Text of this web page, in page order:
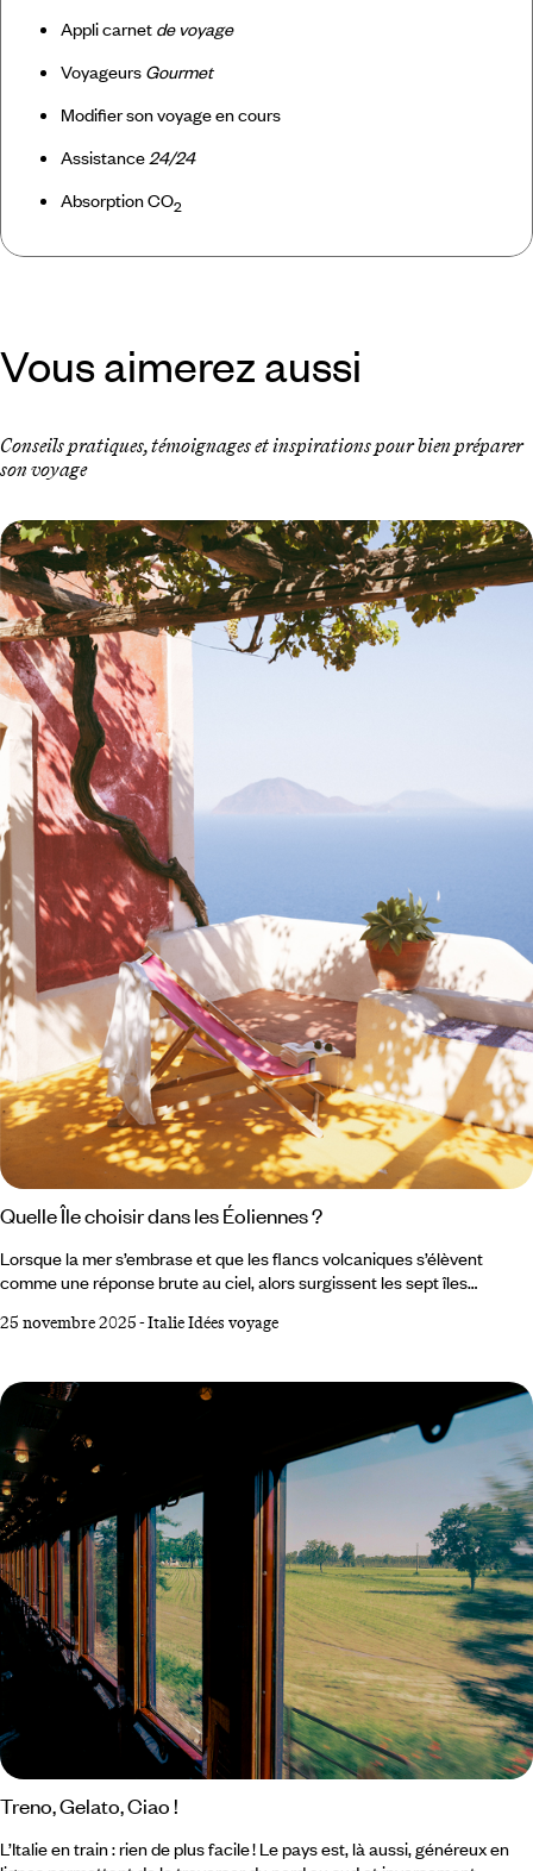
Appli carnet de voyage
Voyageurs Gourmet
Modifier son voyage en cours
Assistance24/24
Absorption CO2
Vous aimerez aussi
Conseils pratiques, témoignages et inspirations pour bien préparer
son voyage
Quelle Île choisir dans les Éoliennes ?
Lorsque la mer s’embrase et que les flancs volcaniques s’élèvent
comme une réponse brute au ciel, alors surgissent les sept îles
archipel de feu, de brume et de turquoise, où l’horizon semble respirer.
ancien que soi, un mélange de géologie vivante, de mémoire humaine
et de lenteur méditerranéenne.
25 novembre 2025-Italie Idées voyage
Treno, Gelato, Ciao !
L’Italie en train : rien de plus facile ! Le pays est, là aussi, généreux en